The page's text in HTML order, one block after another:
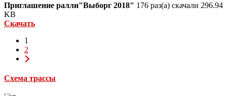
Приглашение ралли"Выборг 2018" 176 раз(а) скачали 296.94
KB
Скачать
1
2
Схема трассы